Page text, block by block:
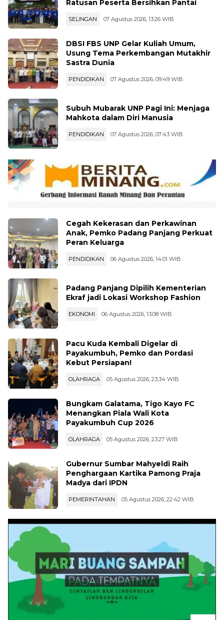
Gerakan Langit Biru Indonesia Asri,
Demokrat Pasaman Barat Libatkan
Ratusan Peserta Bersihkan Pantai
SELINGAN 07 Agustus 2026, 13:26 WIB
DBSI FBS UNP Gelar Kuliah Umum,
Usung Tema Perkembangan Mutakhir
Subuh Mubarak UNP Pagi Ini: Menjaga
Mahkota dalam Diri Manusia
Cegah Kekerasan dan Perkawinan
Anak, Pemko Padang Panjang Perkuat
Peran Keluarga
Padang Panjang Dipilih Kementerian
Ekraf jadi Lokasi Workshop Fashion
Pacu Kuda Kembali Digelar di
Payakumbuh, Pemko dan Pordasi
Kebut Persiapan!
OLAHRAGA 05 Agustus 2026, 23:34 WIB
Bungkam Galatama, Tigo Kayo FC
Menangkan Piala Wali Kota
Payakumbuh Cup 2026
OLAHRAGA 05 Agustus 2026, 23:27 WIB
Gubernur Sumbar Mahyeldi Raih
Penghargaan Kartika Pamong Praja